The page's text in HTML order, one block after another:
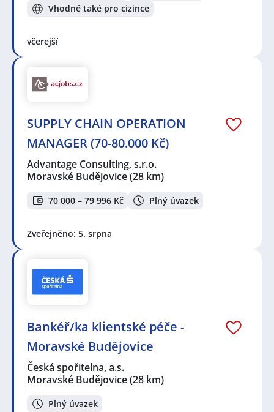
Vhodné také pro cizince
včerejší
SUPPLY CHAIN OPERATION
MANAGER (70-80.000 Kč)
Advantage Consulting, s.r.o.
Moravské Budějovice(28 km)
70 000 – 79 996 Kč Plný úvazek
Zveřejněno: 5. srpna
Bankéř/ka klientské péče -
Moravské Budějovice
Česká spořitelna, a.s.
Moravské Budějovice(28 km)
Plný úvazek